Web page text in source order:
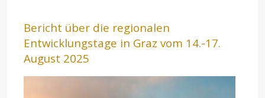
Bericht über die regionalen
Entwicklungstage in Graz vom 14.-17.
August 2025